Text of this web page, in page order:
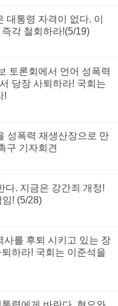
대통령 자격이 없다. 이
각 철회하라!(5/19)
토론회에서 언어 성폭력
당장 사퇴하라! 국회는
!
성폭력 재생산장으로 만
구 기자회견
다. 지금은 강간죄 개정!
임! (5/28)
사를 후퇴 시키고 있는 장
하라! 국회는 이준석을